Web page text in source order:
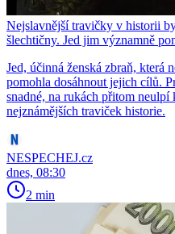
Nejslavnější travičky v historii
šlechtičny. Jed jim významně
Jed, účinná ženská zbraň, která
pomohla dosáhnout jejich cílů.
snadné, na rukách přitom
nejznámějších traviček historie.
NESPECHEJ.cz
dnes, 08:30
2 min